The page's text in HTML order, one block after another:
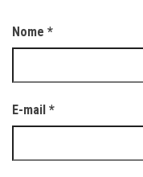
Nome *
E-mail *